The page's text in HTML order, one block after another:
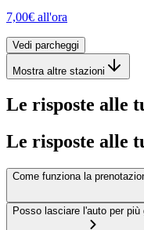
7,00€ all'ora
Vedi parcheggi
Mostra altre stazioni
Le risposte alle
Le risposte alle
Come funziona la
Posso lasciare l'auto per più